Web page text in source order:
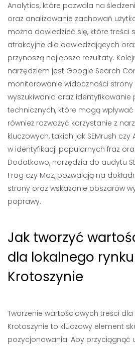
Analytics, które pozwala na
oraz analizowanie zachowań
można dowiedzieć się, które treści
atrakcyjne dla odwiedzających
przynoszą najlepsze rezultaty.
narzędziem jest Google Search
monitorowanie widoczności strony
wyszukiwania oraz
technicznych, które mogą
również rozważyć korzystanie z
kluczowych, takich jak SEMrush
w identyfikacji popularnych fraz
Dodatkowo, narzędzia do audytu
Frog czy Moz, pozwalają na
strony oraz wskazanie obszarów
poprawy.
Jak tworzyć
dla lokalnego
Krotoszynie
Tworzenie wartościowych treści
Krotoszynie to kluczowy element
pozycjonowania. Aby przyciągnąć